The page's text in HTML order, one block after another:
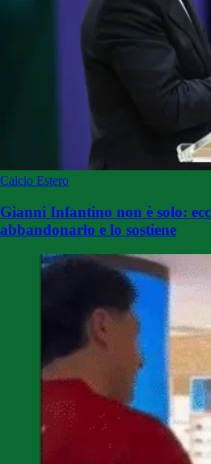
Calcio Estero
Gianni Infantino non è solo:
abbandonarlo e lo sostiene